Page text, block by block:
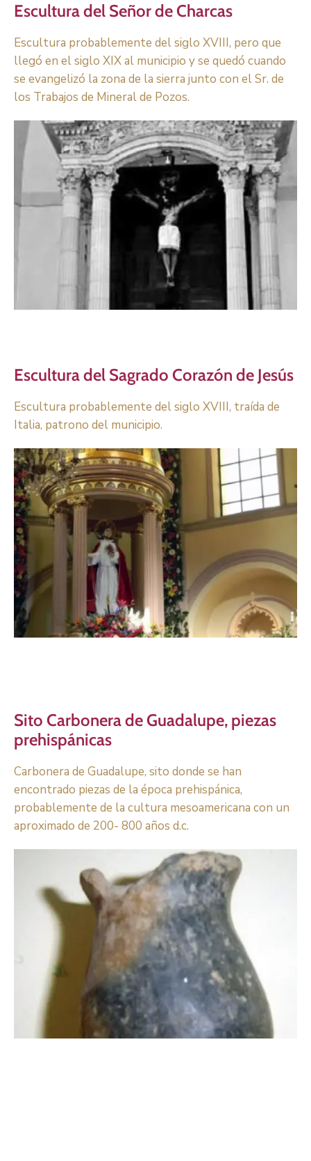
Escultura del Señor de Charcas
Escultura probablemente del siglo XVIII, pero que
llegó en el siglo XIX al municipio y se quedó cuando
se evangelizó la zona de la sierra junto con el Sr. de
los Trabajos de Mineral de Pozos.
Escultura del Sagrado Corazón de Jesús
Escultura probablemente del siglo XVIII, traída de
Italia, patrono del municipio.
Sito Carbonera de Guadalupe, piezas
prehispánicas
Carbonera de Guadalupe, sito donde se han
encontrado piezas de la época prehispánica,
probablemente de la cultura mesoamericana con un
aproximado de 200- 800 años d.c.